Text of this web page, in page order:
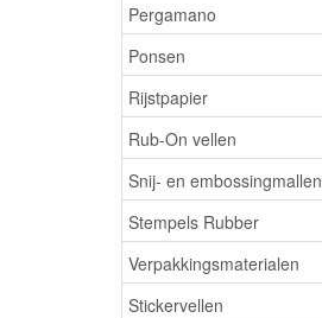
Pergamano
Ponsen
Rijstpapier
Rub-On vellen
Snij- en embossingmallen
Stempels Rubber
Verpakkingsmaterialen
Stickervellen